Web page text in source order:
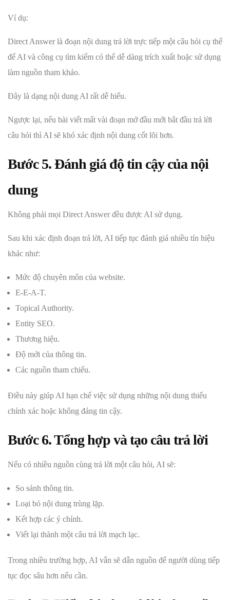
Ví dụ:
Direct Answer là đoạn nội dung trả lời trực tiếp một câu hỏi cụ thể
để AI và công cụ tìm kiếm có thể dễ dàng trích xuất hoặc sử dụng
làm nguồn tham khảo.
Đây là dạng nội dung AI rất dễ hiểu.
Ngược lại, nếu bài viết mất vài đoạn mở đầu mới bắt đầu trả lời
câu hỏi thì AI sẽ khó xác định nội dung cốt lõi hơn.
Bước 5. Đánh giá độ tin cậy của nội
dung
Không phải mọi Direct Answer đều được AI sử dụng.
Sau khi xác định đoạn trả lời, AI tiếp tục đánh giá nhiều tín hiệu
khác như:
Mức độ chuyên môn của website.
E-E-A-T.
Topical Authority.
Entity SEO.
Thương hiệu.
Độ mới của thông tin.
Các nguồn tham chiếu.
Điều này giúp AI hạn chế việc sử dụng những nội dung thiếu
chính xác hoặc không đáng tin cậy.
Bước 6. Tổng hợp và tạo câu trả lời
Nếu có nhiều nguồn cùng trả lời một câu hỏi, AI sẽ:
So sánh thông tin.
Loại bỏ nội dung trùng lặp.
Kết hợp các ý chính.
Viết lại thành một câu trả lời mạch lạc.
Trong nhiều trường hợp, AI vẫn sẽ dẫn nguồn để người dùng tiếp
tục đọc sâu hơn nếu cần.